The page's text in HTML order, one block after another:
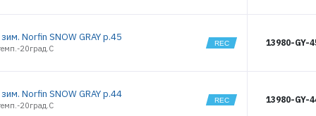
Norfin SNOW GRAY р.45
20град.С
13980-GY-
Norfin SNOW GRAY р.44
20град.С
13980-GY-